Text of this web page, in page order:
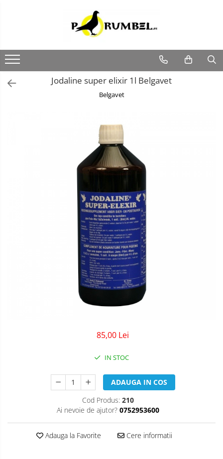
Jodaline super elixir 1l Belgavet
Belgavet
85,00 Lei
IN STOC
ADAUGA IN COS
Cod Produs: 210
Ai nevoie de ajutor? 0752953600
Adauga la Favorite Cere informatii